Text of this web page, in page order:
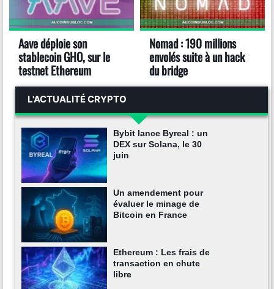
Aave déploie son
stablecoin GHO, sur le
testnet Ethereum
Nomad : 190 millions
envolés suite à un hack
du bridge
L'ACTUALITÉ CRYPTO
Bybit lance Byreal : un
DEX sur Solana, le 30
juin
Un amendement pour
évaluer le minage de
Bitcoin en France
Ethereum : Les frais de
transaction en chute
libre